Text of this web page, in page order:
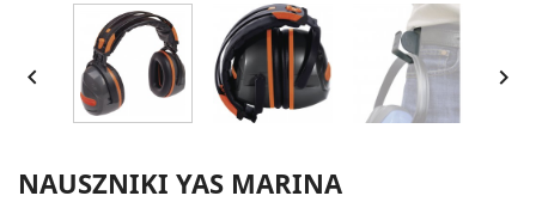
 
NAUSZNIKI YAS MARINA